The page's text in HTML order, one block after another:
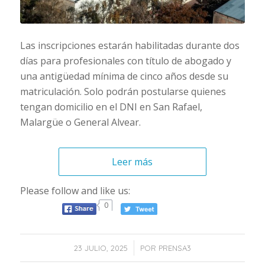
Las inscripciones estarán habilitadas durante dos
días para profesionales con título de abogado y
una antigüedad mínima de cinco años desde su
matriculación. Solo podrán postularse quienes
tengan domicilio en el DNI en San Rafael,
Malargüe o General Alvear.
Leer más
Please follow and like us:
0
23 JULIO, 2025 POR PRENSA3